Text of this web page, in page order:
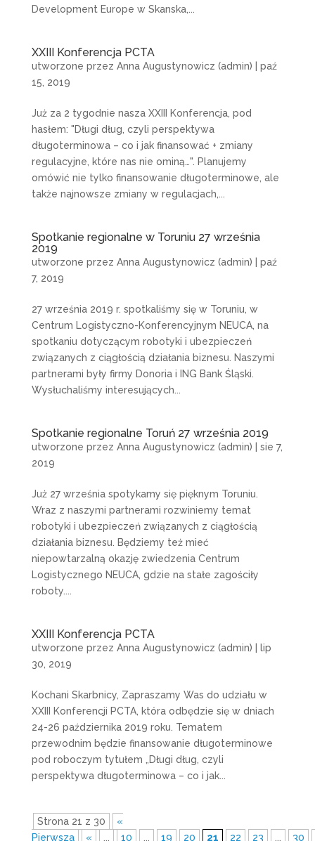
Development Europe w Skanska,...
XXIII Konferencja PCTA
utworzone przez Anna Augustynowicz (admin)
paź
15, 2019
Już za 2 tygodnie nasza XXIII Konferencja, pod
hasłem: "Długi dług, czyli perspektywa
długoterminowa – co i jak finansować + zmiany
regulacyjne, które nas nie ominą…". Planujemy
omówić nie tylko finansowanie długoterminowe, ale
także najnowsze zmiany w regulacjach,...
Spotkanie regionalne w Toruniu 27 września
2019
utworzone przez Anna Augustynowicz (admin)
paź
7, 2019
27 września 2019 r. spotkaliśmy się w Toruniu, w
Centrum Logistyczno-Konferencyjnym NEUCA, na
spotkaniu dotyczącym robotyki i ubezpieczeń
związanych z ciągłością działania biznesu. Naszymi
partnerami były firmy Donoria i ING Bank Śląski.
Wysłuchaliśmy interesujących...
Spotkanie regionalne Toruń 27 września 2019
utworzone przez Anna Augustynowicz (admin)
sie 7,
2019
Już 27 września spotykamy się pięknym Toruniu.
Wraz z naszymi partnerami rozwiniemy temat
robotyki i ubezpieczeń związanych z ciągłością
działania biznesu. Będziemy też mieć
niepowtarzalną okazję zwiedzenia Centrum
Logistycznego NEUCA, gdzie na stałe zagościły
roboty....
XXIII Konferencja PCTA
utworzone przez Anna Augustynowicz (admin)
lip
30, 2019
Kochani Skarbnicy, Zapraszamy Was do udziału w
XXIII Konferencji PCTA, która odbędzie się w dniach
24-26 października 2019 roku. Tematem
przewodnim będzie finansowanie długoterminowe
pod roboczym tytułem „Długi dług, czyli
perspektywa długoterminowa – co i jak...
Strona 21 z 30
«
Pierwsza
« 10 19 20 21 22 23 30